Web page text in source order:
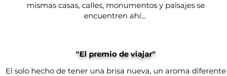
mismas casas, calles, monumentos y paisajes se
encuentren ahí...
"El premio de viajar"
El solo hecho de tener una brisa nueva, un aroma diferente